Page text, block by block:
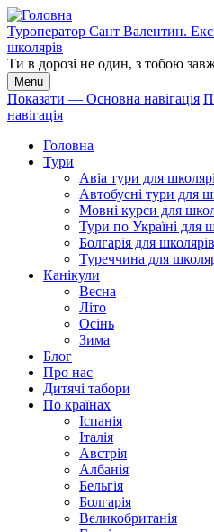
Перейти
до
основного
вмісту
Туроператор Сант Валентин.
школярів
Ти в дорозі не один, з тобою
Menu
Основна
навігація
Показати — Основна навігація
навігація
Головна
Тури
Авіа тури для
Автобусні тури для
Мовні курси для
Тури по Україні для
Болгарія для школярів
Туреччина для
Канікули
Весна
Літо
Осінь
Зима
Блог
Про нас
Дитячі табори
По країнах
Іспанія
Італія
Австрія
Албанія
Бельгія
Болгарія
Великобританія